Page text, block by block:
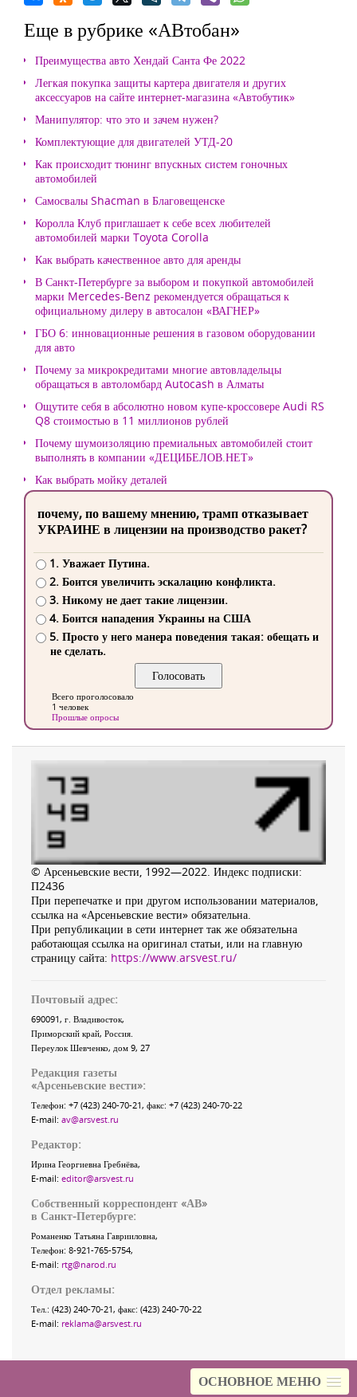
ОСНОВНОЕ МЕНЮ
Еще в рубрике «АВтобан»
Преимущества авто Хендай Санта Фе 2022
Легкая покупка защиты картера двигателя и других
аксессуаров на сайте интернет-магазина «Автобутик»
Манипулятор: что это и зачем нужен?
Комплектующие для двигателей УТД-20
Как происходит тюнинг впускных систем гоночных
автомобилей
Самосвалы Shacman в Благовещенске
Королла Клуб приглашает к себе всех любителей
автомобилей марки Toyota Corolla
Как выбрать качественное авто для аренды
В Санкт-Петербурге за выбором и покупкой автомобилей
марки Mercedes-Benz рекомендуется обращаться к
официальному дилеру в автосалон «ВАГНЕР»
ГБО 6: инновационные решения в газовом оборудовании
для авто
Почему за микрокредитами многие автовладельцы
обращаться в автоломбард Autocash в Алматы
Ощутите себя в абсолютно новом купе-кроссовере Audi RS
Q8 стоимостью в 11 миллионов рублей
Почему шумоизоляцию премиальных автомобилей стоит
выполнять в компании «ДЕЦИБЕЛОВ.НЕТ»
Как выбрать мойку деталей
почему, по вашему мнению, трамп отказывает
УКРАИНЕ в лицензии на производство ракет?
1. Уважает Путина.
2. Боится увеличить эскалацию конфликта.
3. Никому не дает такие лицензии.
4. Боится нападения Украины на США
5. Просто у него манера поведения такая: обещать и
не сделать.
Всего проголосовало
1 человек
Прошлые опросы
© Арсеньевские вести, 1992—2022. Индекс подписки:
П2436
При перепечатке и при другом использовании материалов,
ссылка на «Арсеньевские вести» обязательна.
При републикации в сети интернет так же обязательна
работающая ссылка на оригинал статьи, или на главную
страницу сайта: https://www.arsvest.ru/
Почтовый адрес:
690091, г. Владивосток,
Приморский край, Россия
Переулок Шевченко, дом 9, 27
Редакция газеты
«Арсеньевские вести»:
Телефон: +7 (423) 240-70-21, факс: +7 (423) 240-70-22
E-mail: av@arsvest.ru
Редактор:
Ирина Георгиевна Гребнёва,
E-mail: editor@arsvest.ru
Собственный корреспондент «АВ»
в Санкт-Петербурге:
Романенко Татьяна Гаврииловна,
Телефон: 8-921-765-5754,
E-mail: rtg@narod.ru
Отдел рекламы:
Тел.: (423) 240-70-21, факс: (423) 240-70-22
E-mail: reklama@arsvest.ru